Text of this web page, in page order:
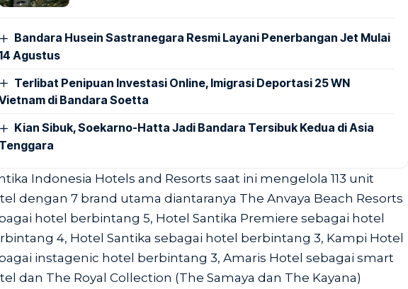
Bandara Husein Sastranegara Resmi Layani Penerbangan Jet Mulai
Agustus
Terlibat Penipuan Investasi Online, Imigrasi Deportasi 25 WN
di Bandara Soetta
Kian Sibuk, Soekarno-Hatta Jadi Bandara Tersibuk Kedua di Asia
Tenggara
Indonesia Hotels and Resorts saat ini mengelola 113 unit
dengan 7 brand utama diantaranya The Anvaya Beach Resorts
hotel berbintang 5, Hotel Santika Premiere sebagai hotel
4, Hotel Santika sebagai hotel berbintang 3, Kampi Hotel
instagenic hotel berbintang 3, Amaris Hotel sebagai smart
dan The Royal Collection (The Samaya dan The Kayana)